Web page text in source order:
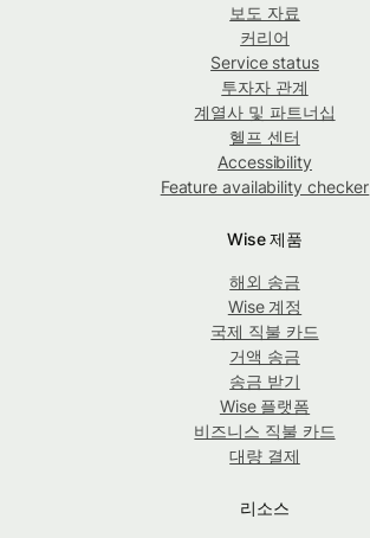
보도 자료
커리어
Service status
투자자 관계
계열사 및 파트너십
헬프 센터
Accessibility
Feature availability checker
Wise 제품
해외 송금
Wise 계정
국제 직불 카드
거액 송금
송금 받기
Wise 플랫폼
비즈니스 직불 카드
대량 결제
리소스